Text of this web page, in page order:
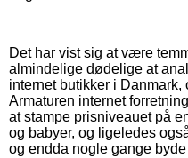
Det har vist sig at være
almindelige dødelige at
internet butikker i
Armaturen internet
at stampe prisniveauet på
og babyer, og ligeledes
og endda nogle gange